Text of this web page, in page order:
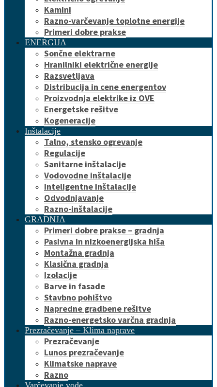
Kamini
Razno-varčevanje toplotne energije
Primeri dobre prakse
ENERGIJA
Sončne elektrarne
Hranilniki električne energije
Razsvetljava
Distribucija in cene energentov
Proizvodnja elektrike iz OVE
Energetske rešitve
Kogeneracije
Inštalacije
Talno, stensko ogrevanje
Regulacije
Sanitarne inštalacije
Vodovodne inštalacije
Inteligentne inštalacije
Odvodnjavanje
Razno-inštalacije
GRADNJA
Primeri dobre prakse – gradnja
Pasivna in nizkoenergijska hiša
Montažna gradnja
Klasična gradnja
Izolacije
Barve in fasade
Stavbno pohištvo
Napredne gradbene rešitve
Razno-energetsko varčna gradnja
Prezračevanje – Klima naprave
Prezračevanje
Lunos prezračevanje
Klimatske naprave
Razno
Varčevanje vode